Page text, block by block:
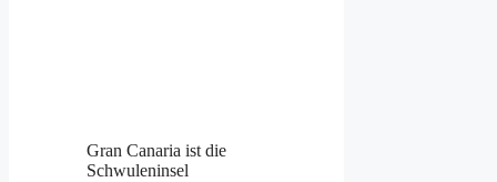
Gran Canaria ist die
Schwuleninsel